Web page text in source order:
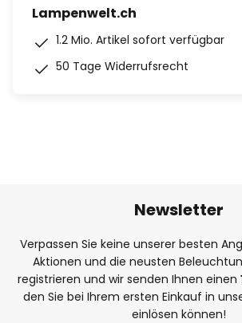
Lampenwelt.ch
1.2 Mio. Artikel sofort verfügbar
50 Tage Widerrufsrecht
Newsletter
Verpassen Sie keine unserer besten
Aktionen und die neusten
registrieren und wir senden Ihnen einen
den Sie bei Ihrem ersten Einkauf in
einlösen können!